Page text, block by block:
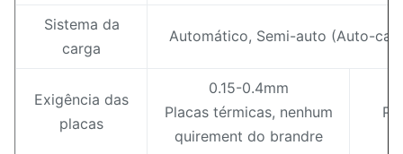
Sistema da
carga
Automático, Semi-auto (Auto-
Exigência das
placas
0.15-0.4mm
Placas térmicas, nenhum
quirement do brandre